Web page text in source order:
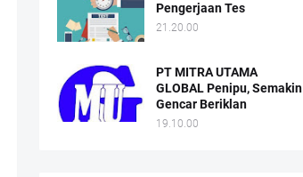
Pengerjaan Tes
21.20.00
PT MITRA UTAMA
GLOBAL Penipu, Semakin
Gencar Beriklan
19.10.00